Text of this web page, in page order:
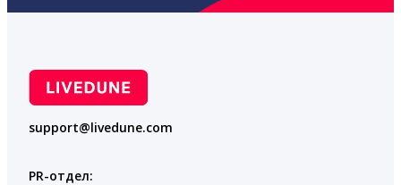
support@livedune.com
PR-отдел: